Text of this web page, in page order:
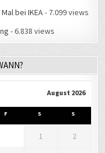
bei IKEA- 7.099 views
- 6.838 views
August 2026
F S S
1 2